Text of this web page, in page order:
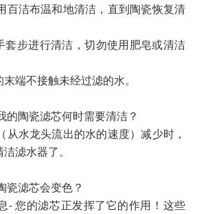
百洁布温和地清洁，直到陶瓷恢复清
套步进行清洁，切勿使用肥皂或清洁
端不接触未经过滤的水。
的陶瓷滤芯何时需要清洁？
从水龙头流出的水的速度）减少时，
滤水器了。
瓷滤芯会变色？
- 您的滤芯正发挥了它的作用！这些